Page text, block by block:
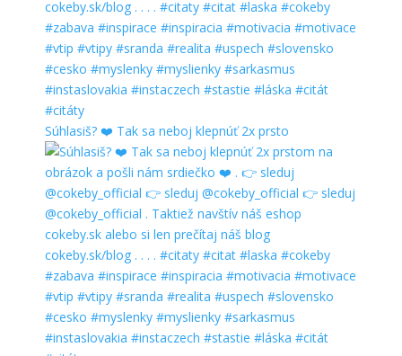
Súhlasiš? ❤️ Tak sa neboj klepnúť 2x prsto